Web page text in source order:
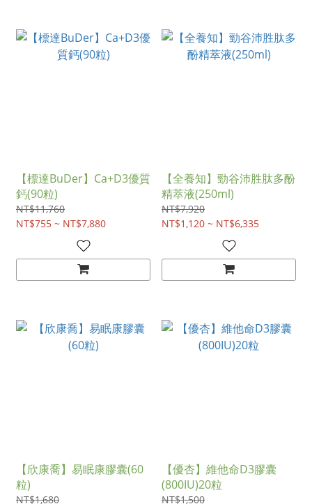
【標達BuDer】Ca+D3優質
鈣(90粒)
NT$11,760
NT$755 ~ NT$7,880
【全養知】勁谷沛胜肽多酚
精萃液(250ml)
NT$7,920
NT$1,120 ~ NT$6,335
【欣康喬】易眠康膠囊(60
粒)
NT$1,680
【優杏】維他命D3膠囊
(800IU)20粒
NT$1,500